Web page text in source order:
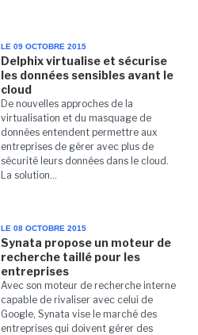
LE 09 OCTOBRE 2015
Delphix virtualise et sécurise
les données sensibles avant le
cloud
De nouvelles approches de la
virtualisation et du masquage de
données entendent permettre aux
entreprises de gérer avec plus de
sécurité leurs données dans le cloud.
La solution...
LE 08 OCTOBRE 2015
Synata propose un moteur de
recherche taillé pour les
entreprises
Avec son moteur de recherche interne
capable de rivaliser avec celui de
Google, Synata vise le marché des
entreprises qui doivent gérer des